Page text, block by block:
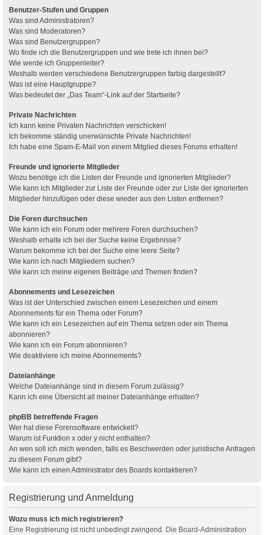
Benutzer-Stufen und Gruppen
Was sind Administratoren?
Was sind Moderatoren?
Was sind Benutzergruppen?
Wo finde ich die Benutzergruppen und wie trete ich ihnen bei?
Wie werde ich Gruppenleiter?
Weshalb werden verschiedene Benutzergruppen farbig dargestellt?
Was ist eine Hauptgruppe?
Was bedeutet der „Das Team“-Link auf der Startseite?
Private Nachrichten
Ich kann keine Privaten Nachrichten verschicken!
Ich bekomme ständig unerwünschte Private Nachrichten!
Ich habe eine Spam-E-Mail von einem Mitglied dieses Forums erhalten!
Freunde und ignorierte Mitglieder
Wozu benötige ich die Listen der Freunde und ignorierten Mitglieder?
Wie kann ich Mitglieder zur Liste der Freunde oder zur Liste der ignorierten
Mitglieder hinzufügen oder diese wieder aus den Listen entfernen?
Die Foren durchsuchen
Wie kann ich ein Forum oder mehrere Foren durchsuchen?
Weshalb erhalte ich bei der Suche keine Ergebnisse?
Warum bekomme ich bei der Suche eine leere Seite?
Wie kann ich nach Mitgliedern suchen?
Wie kann ich meine eigenen Beiträge und Themen finden?
Abonnements und Lesezeichen
Was ist der Unterschied zwischen einem Lesezeichen und einem
Abonnements für ein Thema oder Forum?
Wie kann ich ein Lesezeichen auf ein Thema setzen oder ein Thema
abonnieren?
Wie kann ich ein Forum abonnieren?
Wie deaktiviere ich meine Abonnements?
Dateianhänge
Welche Dateianhänge sind in diesem Forum zulässig?
Kann ich eine Übersicht all meiner Dateianhänge erhalten?
phpBB betreffende Fragen
Wer hat diese Forensoftware entwickelt?
Warum ist Funktion x oder y nicht enthalten?
An wen soll ich mich wenden, falls es Beschwerden oder juristische Anfragen
zu diesem Forum gibt?
Wie kann ich einen Administrator des Boards kontaktieren?
Registrierung und Anmeldung
Wozu muss ich mich registrieren?
Eine Registrierung ist nicht unbedingt zwingend. Die Board-Administration